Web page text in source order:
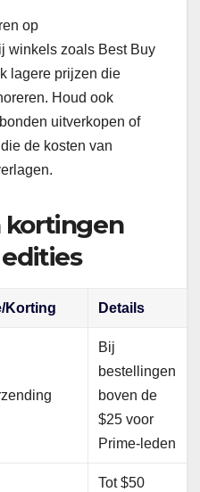
op
winkels zoals Best Buy
lagere prijzen die
Houd ook
uitverkopen of
de kosten van
kortingen
Korting Details
Bij
bestellingen
boven de
$25 voor
Prime-leden
Tot $50